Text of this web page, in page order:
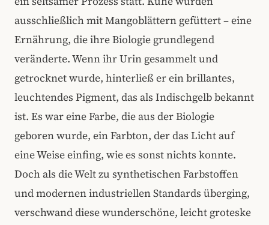
ausschließlich mit Mangoblättern gefüttert – eine
Ernährung, die ihre Biologie grundlegend
veränderte. Wenn ihr Urin gesammelt und
getrocknet wurde, hinterließ er ein brillantes,
leuchtendes Pigment, das als Indischgelb bekannt
ist. Es war eine Farbe, die aus der Biologie
geboren wurde, ein Farbton, der das Licht auf
eine Weise einfing, wie es sonst nichts konnte.
Doch als die Welt zu synthetischen Farbstoffen
und modernen industriellen Standards überging,
verschwand diese wunderschöne, leicht groteske